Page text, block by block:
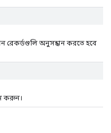
রেকর্ডগুলি অনুসন্ধান করতে হবে
করুন।